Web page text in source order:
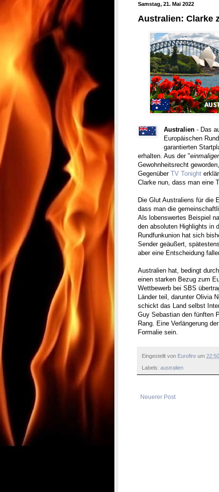
Samstag, 21. Mai 2022
Australien: Clarke
Australien- Das
Europäischen
garantierten
erhalten. Aus der "
Gewohnheitsrecht
Gegenüber TV Tonight
Clarke nun, dass man eine
Die Glut Australiens für die
dass man die
Als lobenswertes Beispiel
den absoluten Highlights in
Rundfunkunion hat sich
Sender geäußert,
aber eine Entscheidung
Australien hat, bedingt
einen starken Bezug zum
Wettbewerb bei SBS
Länder teil, darunter Olivia
schickt das Land selbst
Guy Sebastian den fünften
Rang. Eine Verlängerung
Formalie sein.
Eingestellt von Eurofire um 22:50
Labels: australien
Neuerer Post